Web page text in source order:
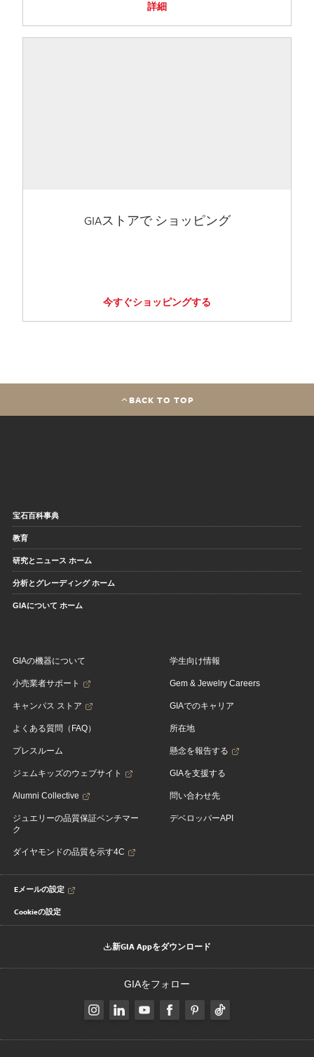
詳細
GIAストアで ショッピング
今すぐショッピングする
BACK TO TOP
宝石百科事典
教育
研究とニュース ホーム
分析とグレーディング ホーム
GIAについて ホーム
GIAの機器について
小売業者サポート
キャンパス ストア
よくある質問（FAQ）
プレスルーム
ジェムキッズのウェブサイト
Alumni Collective
ジュエリーの品質保証ベンチマー
ク
ダイヤモンドの品質を示す4C
学生向け情報
Gem & Jewelry Careers
GIAでのキャリア
所在地
懸念を報告する
GIAを支援する
問い合わせ先
デベロッパーAPI
Eメールの設定
Cookieの設定
新GIA Appをダウンロード
GIAをフォロー